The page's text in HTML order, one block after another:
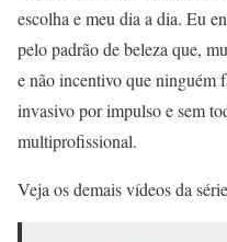
escolha e meu dia a dia. Eu
pelo padrão de beleza que,
e não incentivo que ninguém
invasivo por impulso e sem
multiprofissional.
Veja os demais vídeos da